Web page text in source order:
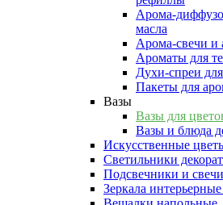
Арома-
масла
Арома-свечи и
Ароматы для
Духи-спреи
Пакеты для
Вазы
Вазы для
Вазы и блюда
Искусственные
Светильники
Подсвечники и свечи
Зеркала